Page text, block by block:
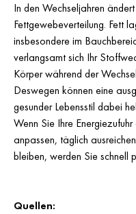
In den Wechseljahren
Fettgewebeverteilung. Fett
insbesondere im
verlangsamt sich Ihr
Körper während der
Deswegen können eine
gesunder Lebensstil dabei
Wenn Sie Ihre
anpassen, täglich
bleiben, werden Sie schnell
Quellen: